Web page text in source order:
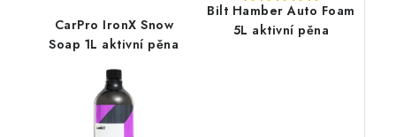
CarPro IronX Snow
Soap 1L aktivní pěna
Bilt Hamber Auto Foam
5L aktivní pěna